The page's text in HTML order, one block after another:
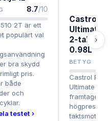
8.7/10
2T är ett
populärt val
bra skydd
pris.
både
och
testet ›
Castrol
Ultimate
2-
0.98L
BETYG
Castrol
Ultimate 2T
framtagen
›